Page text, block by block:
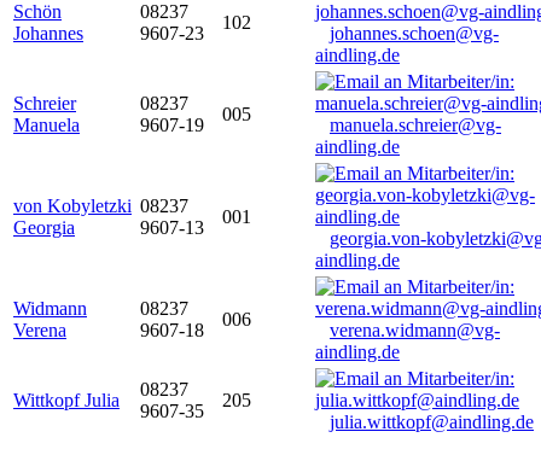
Schön
Johannes
08237
9607-23
102
johannes.schoen@vg-
aindling.de
Schreier
Manuela
08237
9607-19
005
manuela.schreier@vg-
aindling.de
von Kobyletzki
Georgia
08237
9607-13
001
georgia.von-
aindling.de
Widmann
Verena
08237
9607-18
006
verena.widmann@vg-
aindling.de
Wittkopf Julia
08237
9607-35
205
julia.wittkopf@aindling.de